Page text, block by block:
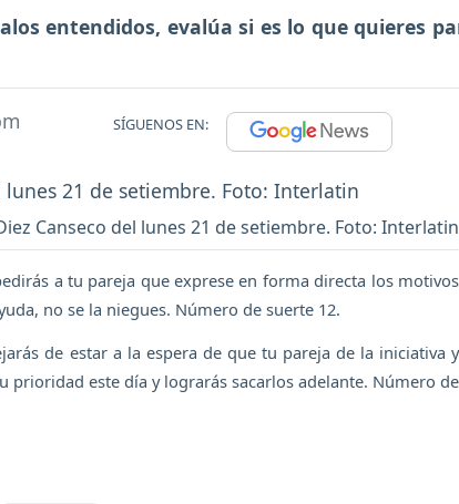
entendidos, evalúa si es lo que quieres
SÍGUENOS EN:
Canseco del lunes 21 de setiembre. Foto: Interlatin
a tu pareja que exprese en forma directa los motivos
no se la niegues. Número de suerte 12.
de estar a la espera de que tu pareja de la iniciativa y
prioridad este día y lograrás sacarlos adelante. Número de